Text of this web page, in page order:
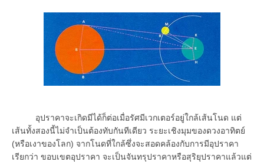
อุปราคาจะเกิดมีได้ก็ต่อเมื่อรัศมีเวกเตอร์อยู่ใกล้เส้นโนด แต่
เส้นทั้งสองนี้ไม่จำเป็นต้องทับกันทีเดียว ระยะเชิงมุมของดวงอาทิตย์
(หรือเงาของโลก) จากโนดที่ใกล้ซึ่งจะสอดคล้องกับการมีอุปราคา
เรียกว่า ขอบเขตอุปราคา จะเป็นจันทรุปราคาหรือสุริยุปราคาแล้วแต่